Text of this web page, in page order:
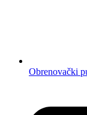
Obrenovački